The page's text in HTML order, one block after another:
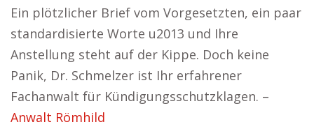
Ein plötzlicher Brief vom Vorgesetzten, ein paar
standardisierte Worte u2013 und Ihre
Anstellung steht auf der Kippe. Doch keine
Panik, Dr. Schmelzer ist Ihr erfahrener
Fachanwalt für Kündigungsschutzklagen. –
Anwalt Römhild